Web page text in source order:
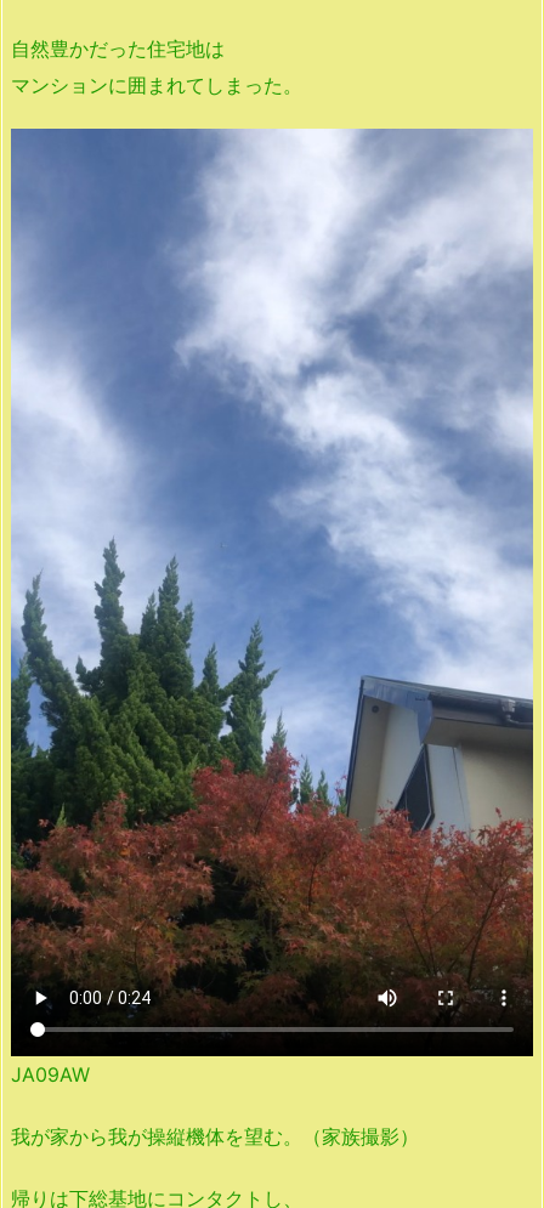
自然豊かだった住宅地は
マンションに囲まれてしまった。
JA09AW
我が家から我が操縦機体を望む。（家族撮影）
帰りは下総基地にコンタクトし、